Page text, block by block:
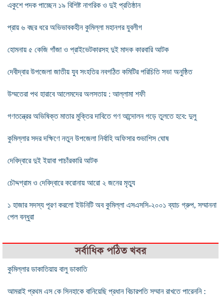
একুশে পদক পাচ্ছেন ১৯ বিশিষ্ট নাগরিক ও দুই প্রতিষ্ঠান
প্রায় ৬ বছর ধরে অভিভাবকহীন কুমিল্লা মহানগর যুবলীগ
হোমনায় ৫ কেজি গাঁজা ও প্রাইভেটকারসহ দুই মাদক কারবারি আটক
দেবীদ্বার উপজেলা জাতীয় যুব সংহতির নবগঠিত কমিটির পরিচিতি সভা অনুষ্ঠিত
উম্মতেরা পথ হারাবে আলেমদের অলসতায় : আল্লামা শফী
গণতন্ত্রের অভিষিক্ত মাতার মুক্তির দাবিতে গণ আন্দোলন গড়ে তুলতে হবে: দুলু
কুমিল্লার সদর দক্ষিণে নতুন উপজেলা নির্বাহি অফিসার শুভাশিস ঘোষ
দেবিদ্বারে দুই ইয়াবা পাচাঁরকারি আটক
চৌদ্দগ্রাম ও দেবিদ্বারে করোনায় আরো ২ জনের মৃত্যু
১ হাজার সদস্য পূরণ করলো ইউনিটি অব কুমিল্লা এসএসসি-২০০১ ব্যাচ গ্রুপ, সম্মাননা
পেল বন্ধুরা
সর্বাধিক পঠিত খবর
কুমিল্লার ডাকাতিয়ায় বালু ডাকাতি
আমরাই প্রথম এস কে সিনহাকে বানিয়েছি প্রধান বিচারপতি সম্মান রাখতে পারেননি :